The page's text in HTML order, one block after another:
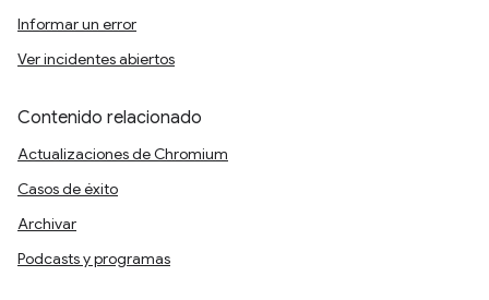
Informar un error
Ver incidentes abiertos
Contenido relacionado
Actualizaciones de Chromium
Casos de éxito
Archivar
Podcasts y programas